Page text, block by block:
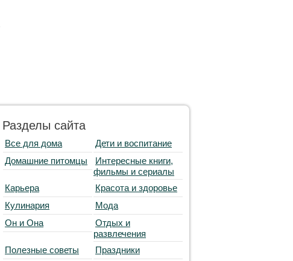
Разделы сайта
Все для дома
Дети и воспитание
Домашние питомцы
Интересные книги,
фильмы и сериалы
Карьера
Красота и здоровье
Кулинария
Мода
Он и Она
Отдых и
развлечения
Полезные советы
Праздники